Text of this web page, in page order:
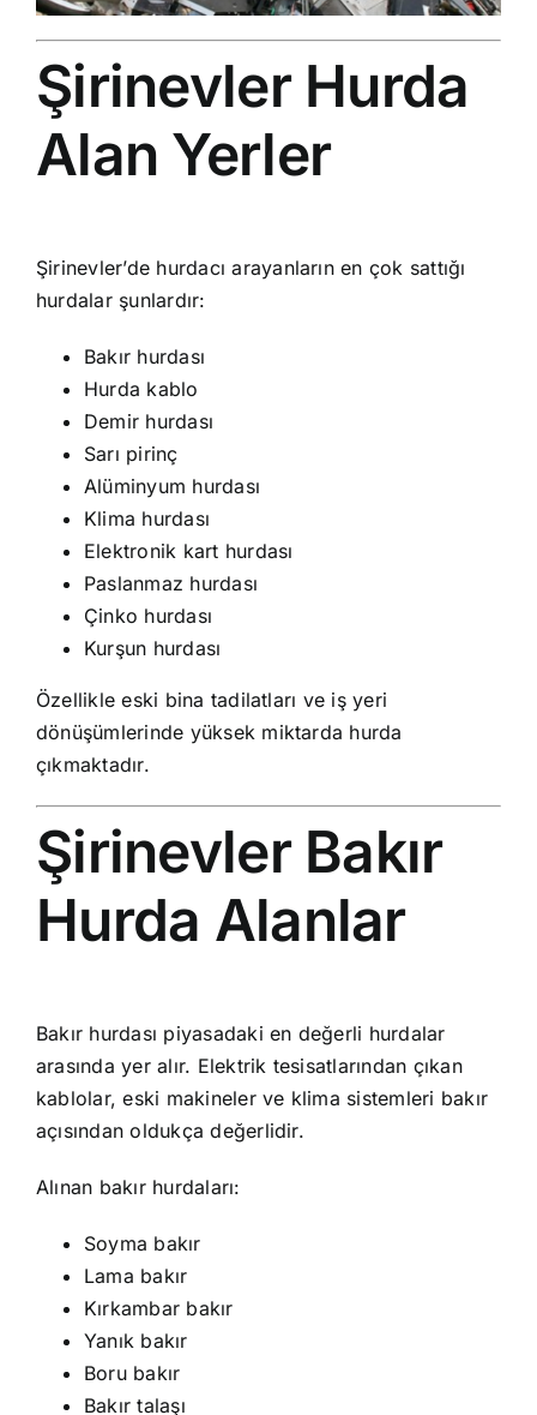
Şirinevler Hurda
Alan Yerler
Şirinevler’de hurdacı arayanların en çok sattığı
hurdalar şunlardır:
Bakır hurdası
Hurda kablo
Demir hurdası
Sarı pirinç
Alüminyum hurdası
Klima hurdası
Elektronik kart hurdası
Paslanmaz hurdası
Çinko hurdası
Kurşun hurdası
Özellikle eski bina tadilatları ve iş yeri
dönüşümlerinde yüksek miktarda hurda
çıkmaktadır.
Şirinevler Bakır
Hurda Alanlar
Bakır hurdası piyasadaki en değerli hurdalar
arasında yer alır. Elektrik tesisatlarından çıkan
kablolar, eski makineler ve klima sistemleri bakır
açısından oldukça değerlidir.
Alınan bakır hurdaları:
Soyma bakır
Lama bakır
Kırkambar bakır
Yanık bakır
Boru bakır
Bakır talaşı